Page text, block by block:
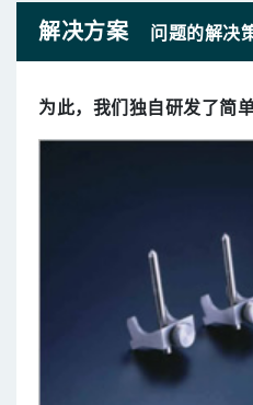
解决方案 问题的解决
为此，我们独自研发了简